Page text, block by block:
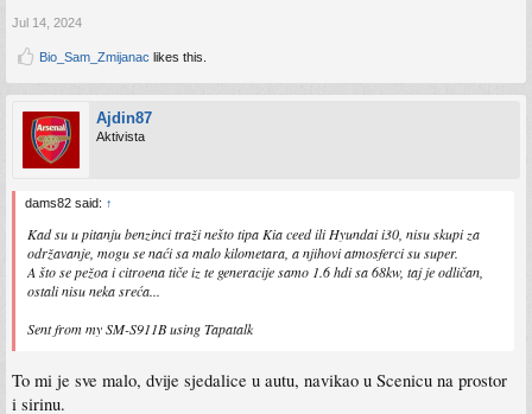
Jul 14, 2024
Bio_Sam_Zmijanac likes this.
Ajdin87
Aktivista
dams82 said: ↑
Kad su u pitanju benzinci traži nešto tipa Kia ceed ili Hyundai i30, nisu skupi za
održavanje, mogu se naći sa malo kilometara, a njihovi atmosferci su super.
A što se pežoa i citroena tiče iz te generacije samo 1.6 hdi sa 68kw, taj je odličan,
ostali nisu neka sreća...
Sent from my SM-S911B using Tapatalk
To mi je sve malo, dvije sjedalice u autu, navikao u Scenicu na prostor
i sirinu.